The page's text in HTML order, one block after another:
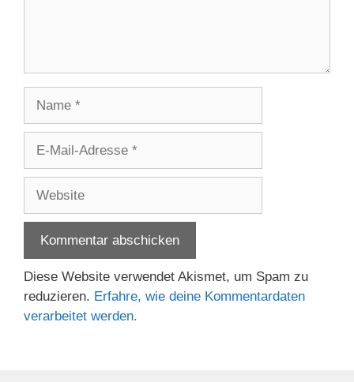
Adresse
Diese Website verwendet Akismet, um Spam zu
reduzieren. Erfahre, wie deine Kommentardaten
verarbeitet werden.